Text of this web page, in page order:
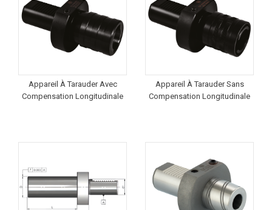
Appareil À Tarauder Avec
Compensation Longitudinale
Appareil À Tarauder Sans
Compensation Longitudinale